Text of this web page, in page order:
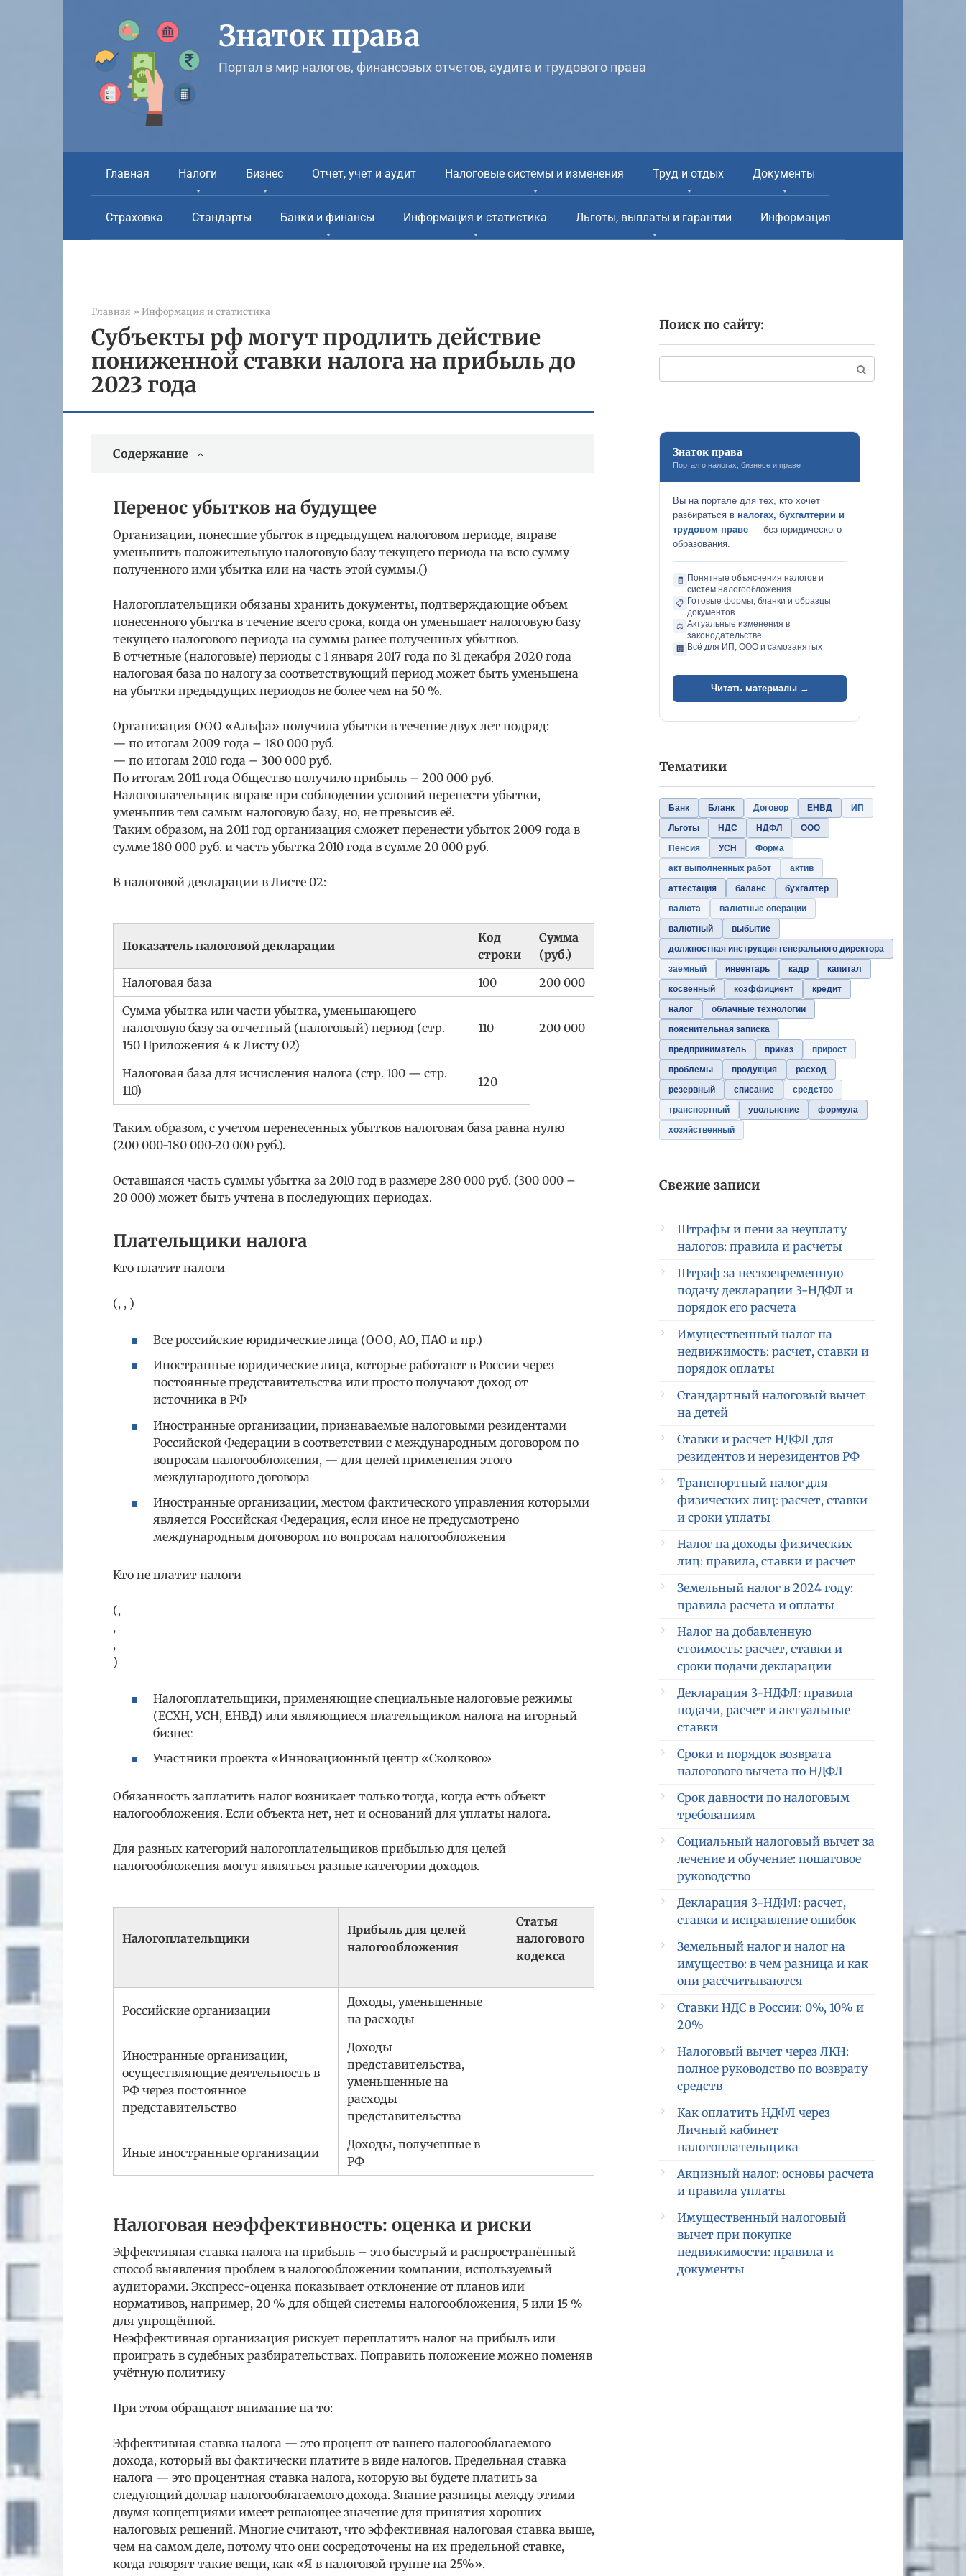
Знаток права
Портал в мир налогов, финансовых отчетов, аудита и трудового права
Главная Налоги Бизнес Отчет, учет и аудит Налоговые системы и изменения Труд и отдых Документы
Страховка Стандарты Банки и финансы Информация и статистика Льготы, выплаты и гарантии Информация
Главная » Информация и статистика
Субъекты рф могут продлить действие
пониженной ставки налога на прибыль до
2023 года
Содержание
Перенос убытков на будущее
Организации, понесшие убыток в предыдущем налоговом периоде, вправе
уменьшить положительную налоговую базу текущего периода на всю сумму
полученного ими убытка или на часть этой суммы.()
Налогоплательщики обязаны хранить документы, подтверждающие объем
понесенного убытка в течение всего срока, когда он уменьшает налоговую базу
текущего налогового периода на суммы ранее полученных убытков.
В отчетные (налоговые) периоды с 1 января 2017 года по 31 декабря 2020 года
налоговая база по налогу за соответствующий период может быть уменьшена
на убытки предыдущих периодов не более чем на 50 %.
Организация ООО «Альфа» получила убытки в течение двух лет подряд:
— по итогам 2009 года – 180 000 руб.
— по итогам 2010 года – 300 000 руб.
По итогам 2011 года Общество получило прибыль – 200 000 руб.
Налогоплательщик вправе при соблюдении условий перенести убытки,
уменьшив тем самым налоговую базу, но, не превысив её.
Таким образом, на 2011 год организация сможет перенести убыток 2009 года в
сумме 180 000 руб. и часть убытка 2010 года в сумме 20 000 руб.
В налоговой декларации в Листе 02:
Показатель налоговой декларации
Код
строки
Сумма
(руб.)
Налоговая база
100
200 000
Сумма убытка или части убытка, уменьшающего
налоговую базу за отчетный (налоговый) период (стр.
150 Приложения 4 к Листу 02)
110 200 000
Налоговая база для исчисления налога (стр. 100 — стр.
110)
120
Таким образом, с учетом перенесенных убытков налоговая база равна нулю
(200 000-180 000-20 000 руб.).
Оставшаяся часть суммы убытка за 2010 год в размере 280 000 руб. (300 000 –
20 000) может быть учтена в последующих периодах.
Плательщики налога
Кто платит налоги
(, , )
Все российские юридические лица (ООО, АО, ПАО и пр.)
Иностранные юридические лица, которые работают в России через
постоянные представительства или просто получают доход от
источника в РФ
Иностранные организации, признаваемые налоговыми резидентами
Российской Федерации в соответствии с международным договором по
вопросам налогообложения, — для целей применения этого
международного договора
Иностранные организации, местом фактического управления которыми
является Российская Федерация, если иное не предусмотрено
международным договором по вопросам налогообложения
Кто не платит налоги
(,
,
,
)
Налогоплательщики, применяющие специальные налоговые режимы
(ЕСХН, УСН, ЕНВД) или являющиеся плательщиком налога на игорный
бизнес
Участники проекта «Инновационный центр «Сколково»
Обязанность заплатить налог возникает только тогда, когда есть объект
налогообложения. Если объекта нет, нет и оснований для уплаты налога.
Для разных категорий налогоплательщиков прибылью для целей
налогообложения могут являться разные категории доходов.
Налогоплательщики
Прибыль для целей
налогообложения
Статья
налогового
кодекса
Российские организации
Доходы, уменьшенные
на расходы
Иностранные организации,
осуществляющие деятельность в
РФ через постоянное
представительство
Доходы
представительства,
уменьшенные на
расходы
представительства
Иные иностранные организации
Доходы, полученные в
РФ
Налоговая неэффективность: оценка и риски
Эффективная ставка налога на прибыль – это быстрый и распространённый
способ выявления проблем в налогообложении компании, используемый
аудиторами. Экспресс-оценка показывает отклонение от планов или
нормативов, например, 20 % для общей системы налогообложения, 5 или 15 %
для упрощённой.
Неэффективная организация рискует переплатить налог на прибыль или
проиграть в судебных разбирательствах. Поправить положение можно поменяв
учётную политику
При этом обращают внимание на то:
Эффективная ставка налога — это процент от вашего налогооблагаемого
дохода, который вы фактически платите в виде налогов. Предельная ставка
налога — это процентная ставка налога, которую вы будете платить за
следующий доллар налогооблагаемого дохода. Знание разницы между этими
двумя концепциями имеет решающее значение для принятия хороших
налоговых решений. Многие считают, что эффективная налоговая ставка выше,
чем на самом деле, потому что они сосредоточены на их предельной ставке,
когда говорят такие вещи, как «Я в налоговой группе на 25%».
Поиск по сайту:
Знаток права
Портал о налогах, бизнесе и праве
Вы на портале для тех, кто хочет
разбираться в налогах, бухгалтерии и
трудовом праве — без юридического
образования.
🧾
Понятные объяснения налогов и
систем налогообложения
📋 Готовые формы, бланки и образцы
документов
⚖️ Актуальные изменения в
законодательстве
🏢 Всё для ИП, ООО и самозанятых
Читать материалы →
Тематики
Банк Бланк Договор ЕНВД
ИП
Льготы
НДС НДФЛ
ООО
Пенсия
УСН
Форма
акт выполненных работ
актив
аттестация
баланс
бухгалтер
валюта
валютные операции
валютный
выбытие
должностная инструкция генерального директора
заемный
инвентарь кадр
капитал
косвенный
коэффициент
кредит
налог
облачные технологии
пояснительная записка
предприниматель
приказ
прирост
проблемы
продукция
расход
резервный
списание
средство
транспортный
увольнение
формула
хозяйственный
Свежие записи
Штрафы и пени за неуплату
налогов: правила и расчеты
Штраф за несвоевременную
подачу декларации 3-НДФЛ и
порядок его расчета
Имущественный налог на
недвижимость: расчет, ставки и
порядок оплаты
Стандартный налоговый вычет
на детей
Ставки и расчет НДФЛ для
резидентов и нерезидентов РФ
Транспортный налог для
физических лиц: расчет, ставки
и сроки уплаты
Налог на доходы физических
лиц: правила, ставки и расчет
Земельный налог в 2024 году:
правила расчета и оплаты
Налог на добавленную
стоимость: расчет, ставки и
сроки подачи декларации
Декларация 3-НДФЛ: правила
подачи, расчет и актуальные
ставки
Сроки и порядок возврата
налогового вычета по НДФЛ
Срок давности по налоговым
требованиям
Социальный налоговый вычет за
лечение и обучение: пошаговое
руководство
Декларация 3-НДФЛ: расчет,
ставки и исправление ошибок
Земельный налог и налог на
имущество: в чем разница и как
они рассчитываются
Ставки НДС в России: 0%, 10% и
20%
Налоговый вычет через ЛКН:
полное руководство по возврату
средств
Как оплатить НДФЛ через
Личный кабинет
налогоплательщика
Акцизный налог: основы расчета
и правила уплаты
Имущественный налоговый
вычет при покупке
недвижимости: правила и
документы